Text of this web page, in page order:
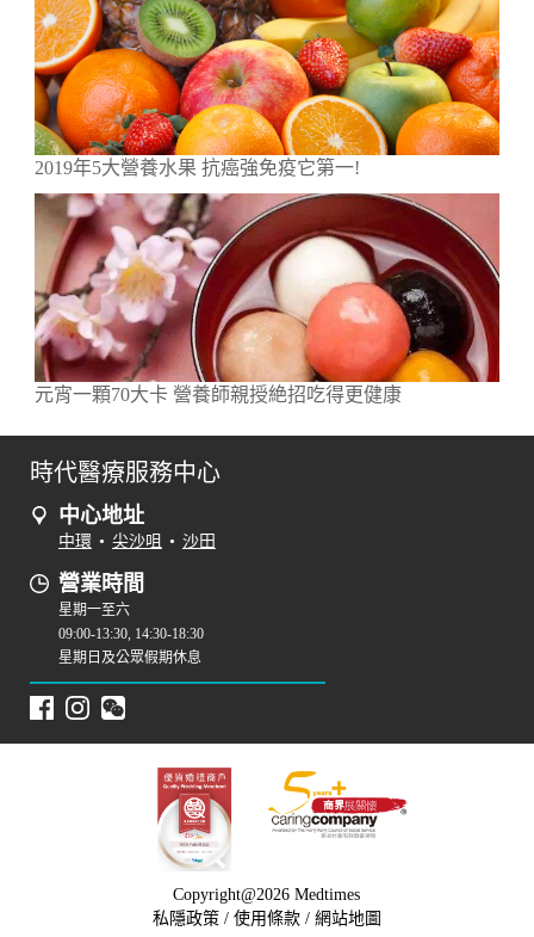
2019年5大營養水果 抗癌強免疫它第一!
元宵一顆70大卡 營養師親授絶招吃得更健康
時代醫療服務中心
中心地址
中環 • 尖沙咀 • 沙田
營業時間
星期一至六
09:00-13:30, 14:30-18:30
星期日及公眾假期休息
Copyright@2026 Medtimes
私隱政策 / 使用條款/ 網站地圖